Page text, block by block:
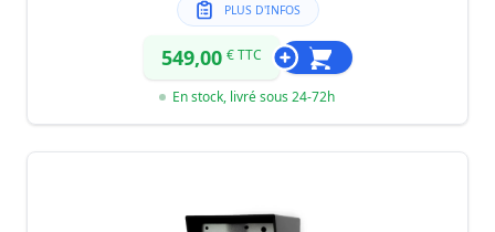
PLUS D'INFOS
549,00 € TTC
En stock, livré sous 24-72h